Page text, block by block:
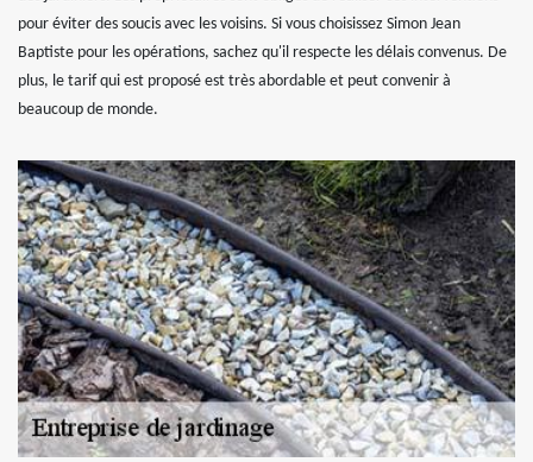
pour éviter des soucis avec les voisins. Si vous choisissez Simon Jean
Baptiste pour les opérations, sachez qu'il respecte les délais convenus. De
plus, le tarif qui est proposé est très abordable et peut convenir à
beaucoup de monde.